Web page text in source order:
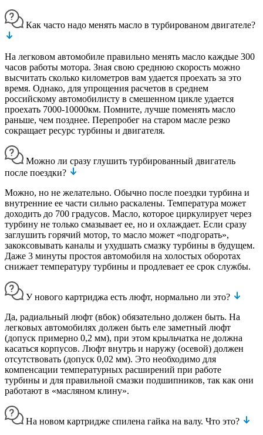
Как часто надо менять масло в турбированом двигателе?
На легковом автомобиле правильно менять масло каждые 300
часов работы мотора. Зная свою среднюю скорость можно
высчитать сколько километров вам удается проехать за это
время. Однако, для упрощения расчетов в среднем
российскому автомобилисту в смешенном цикле удается
проехать 7000-10000км. Помните, лучше поменять масло
раньше, чем позднее. Перепробег на старом масле резко
сокращает ресурс турбины и двигателя.
Можно ли сразу глушить турбированный двигатель
после поездки?
Можно, но не желательно. Обычно после поездки турбина и
внутренние ее части сильно раскалены. Температура может
доходить до 700 градусов. Масло, которое циркулирует через
турбину не только смазывает ее, но и охлаждает. Если сразу
заглушить горячий мотор, то масло может «подгорать»,
закоксовывать каналы и ухудшать смазку турбины в будущем.
Даже 3 минуты простоя автомобиля на холостых оборотах
снижает температуру турбины и продлевает ее срок службы.
У нового картриджа есть люфт, нормально ли это?
Да, радиальный люфт (вбок) обязательно должен быть. На
легковых автомобилях должен быть еле заметный люфт
(допуск примерно 0,2 мм), при этом крыльчатка не должна
касаться корпусов. Люфт внутрь и наружу (осевой) должен
отсутствовать (допуск 0,02 мм). Это необходимо для
компенсации температурных расширений при работе
турбины и для правильной смазки подшипников, так как они
работают в «масляном клину».
На новом картридже спилена гайка на валу. Что это?